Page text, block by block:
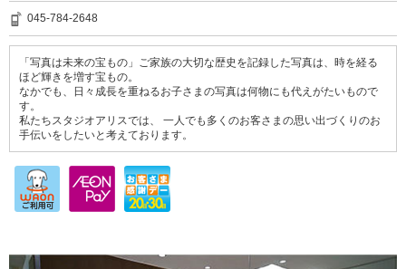
045-784-2648
「写真は未来の宝もの」ご家族の大切な歴史を記録した写真は、時を経る
ほど輝きを増す宝もの。
なかでも、日々成長を重ねるお子さまの写真は何物にも代えがたいもので
す。
私たちスタジオアリスでは、 一人でも多くのお客さまの思い出づくりのお
手伝いをしたいと考えております。